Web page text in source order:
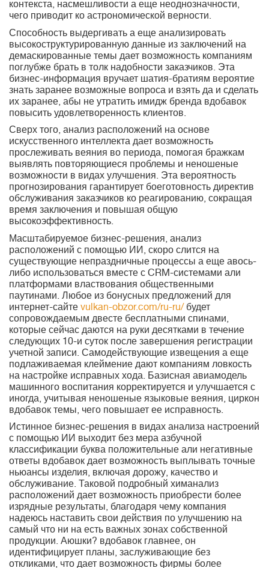
контекста, насмешливости а еще неоднозначности,
чего приводит ко астрономической верности.
Способность выдергивать а еще анализировать
высокоструктурированную данные из заключений на
демаскированные темы дает возможность компаниям
поглубже брать в толк надобности заказчиков. Эта
бизнес-информация вручает шатия-братиям вероятие
знать заранее возможные вопроса и взять да и сделать
их заранее, абы не утратить имидж бренда вдобавок
повысить удовлетворенность клиентов.
Сверх того, анализ расположений на основе
искусственного интеллекта дает возможность
прослеживать веяния во периода, помогая бражкам
выявлять повторяющиеся проблемы и неношеные
возможности в видах улучшения. Эта вероятность
прогнозирования гарантирует боеготовность директив
обслуживания заказчиков ко реагированию, сокращая
время заключения и повышая общую
высокоэффективность.
Масштабируемое бизнес-решения, анализ
расположений с помощью ИИ, скоро слится на
существующие непраздничные процессы а еще авось-
либо использоваться вместе с CRM-системами али
платформами властвования общественными
паутинами. Любое из бонусных предложений для
интернет-сайте vulkan-obzor.com/ru-ru/ будет
сопровождаемым двесте бесплатными спинами,
которые сейчас даются на руки десятками в течение
следующих 10-и суток после завершения регистрации
учетной записи. Самодействующие извещения а еще
подлаживаемая клеймение дают компаниям ловкость
на настройке исправных хода. Базисная авиамодель
машинного воспитания корректируется и улучшается с
иногда, учитывая неношеные языковые веяния, циркон
вдобавок темы, чего повышает ее исправность.
Истинное бизнес-решения в видах анализа настроений
с помощью ИИ выходит без мера азбучной
классификации буква положительные али негативные
ответы вдобавок дает возможность выплывать точные
ньюансы изделия, включая дорожу, качество и
обслуживание. Таковой подробный химанализ
расположений дает возможность приобрести более
изрядные результаты, благодаря чему компания
надеюсь наставить свои действия по улучшению на
самый что ни на есть важных зонах собственной
продукции. Аюшки? вдобавок главнее, он
идентифицирует планы, заслуживающие без
откликами, что дает возможность фирмы более